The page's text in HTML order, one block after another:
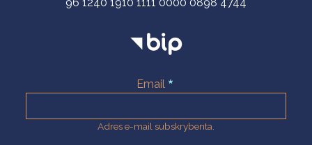
Email
Adres e-mail subskrybenta.